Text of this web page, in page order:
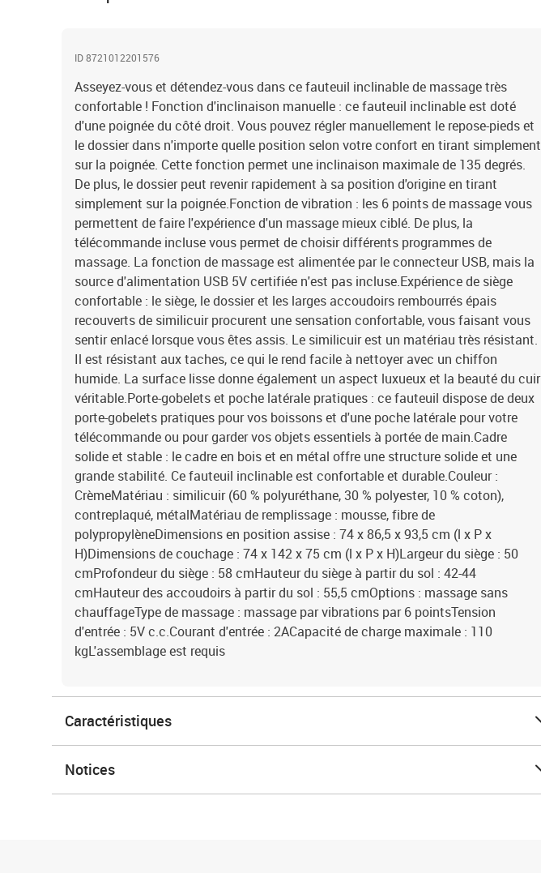
ID 8721012201576
Asseyez-vous et détendez-vous dans ce fauteuil inclinable de massage très
confortable ! Fonction d'inclinaison manuelle : ce fauteuil inclinable est doté
d'une poignée du côté droit. Vous pouvez régler manuellement le repose-pieds et
le dossier dans n'importe quelle position selon votre confort en tirant simplement
sur la poignée. Cette fonction permet une inclinaison maximale de 135 degrés.
De plus, le dossier peut revenir rapidement à sa position d'origine en tirant
simplement sur la poignée.Fonction de vibration : les 6 points de massage vous
permettent de faire l'expérience d'un massage mieux ciblé. De plus, la
télécommande incluse vous permet de choisir différents programmes de
massage. La fonction de massage est alimentée par le connecteur USB, mais la
source d'alimentation USB 5V certifiée n'est pas incluse.Expérience de siège
confortable : le siège, le dossier et les larges accoudoirs rembourrés épais
recouverts de similicuir procurent une sensation confortable, vous faisant vous
sentir enlacé lorsque vous êtes assis. Le similicuir est un matériau très résistant.
Il est résistant aux taches, ce qui le rend facile à nettoyer avec un chiffon
humide. La surface lisse donne également un aspect luxueux et la beauté du cuir
véritable.Porte-gobelets et poche latérale pratiques : ce fauteuil dispose de deux
porte-gobelets pratiques pour vos boissons et d'une poche latérale pour votre
télécommande ou pour garder vos objets essentiels à portée de main.Cadre
solide et stable : le cadre en bois et en métal offre une structure solide et une
grande stabilité. Ce fauteuil inclinable est confortable et durable.Couleur :
CrèmeMatériau : similicuir (60 % polyuréthane, 30 % polyester, 10 % coton),
contreplaqué, métalMatériau de remplissage : mousse, fibre de
polypropylèneDimensions en position assise : 74 x 86,5 x 93,5 cm (l x P x
H)Dimensions de couchage : 74 x 142 x 75 cm (l x P x H)Largeur du siège : 50
cmProfondeur du siège : 58 cmHauteur du siège à partir du sol : 42-44
cmHauteur des accoudoirs à partir du sol : 55,5 cmOptions : massage sans
chauffageType de massage : massage par vibrations par 6 pointsTension
d'entrée : 5V c.c.Courant d'entrée : 2ACapacité de charge maximale : 110
kgL'assemblage est requis
Caractéristiques
Notices